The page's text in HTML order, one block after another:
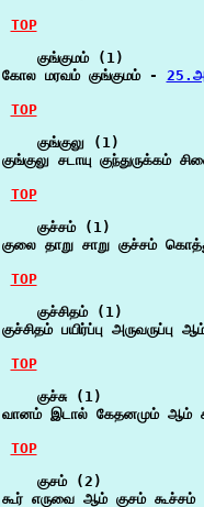
TOP
    குங்குமம் (1)
கோல மரவம் குங்குமம் -
TOP
    குங்குலு (1)
குங்குலு சடாயு குந்துருக்கம்
TOP
    குச்சம் (1)
குலை தாறு சாறு குச்சம்
TOP
    குச்சிதம் (1)
குச்சிதம் பயிர்ப்பு
TOP
    குச்சு (1)
வானம் இடால் கேதனமும் ஆம்
TOP
    குசம் (2)
கூர் எருவை ஆம் குசம் கூச்சம்